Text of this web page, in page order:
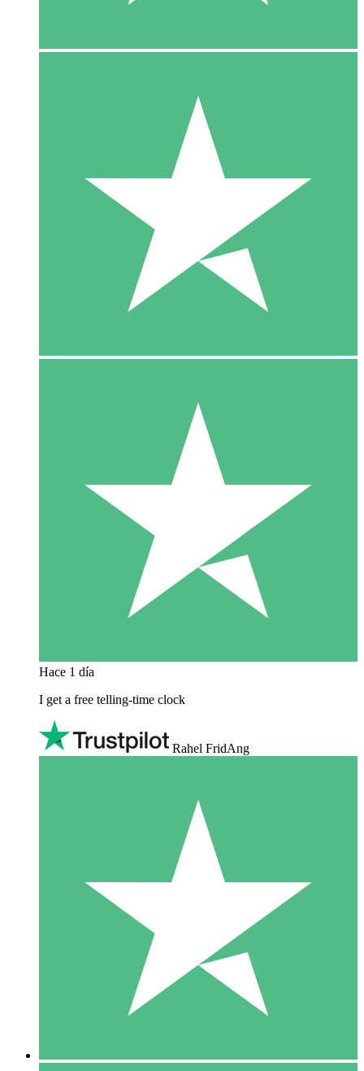
Hace 1 día
I get a free telling-time clock
Rahel FridAng